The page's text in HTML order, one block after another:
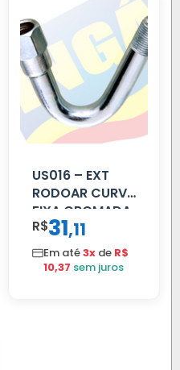
US016 – EXT
RODOAR CURVA
FIXA CROMADA
R$31,11
Em até3x de R$
10,37 sem juros